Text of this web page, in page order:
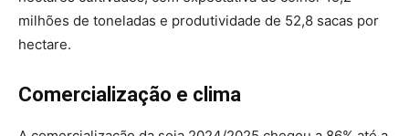
milhões de toneladas e produtividade de 52,8 sacas por
hectare.
Comercialização e clima